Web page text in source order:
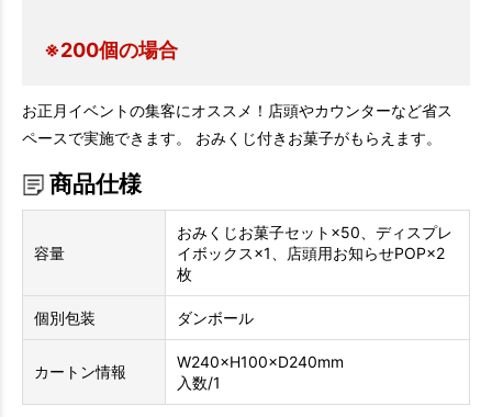
※200個の場合
お正月イベントの集客にオススメ！店頭やカウンターなど省ス
ペースで実施できます。 おみくじ付きお菓子がもらえます。
商品仕様
容量
おみくじお菓子セット×50、ディスプレ
イボックス×1、店頭用お知らせPOP×2
枚
個別包装 ダンボール
カートン情報
W240×H100×D240mm
入数/1